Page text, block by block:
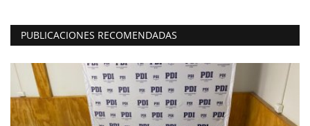
PUBLICACIONES RECOMENDADAS